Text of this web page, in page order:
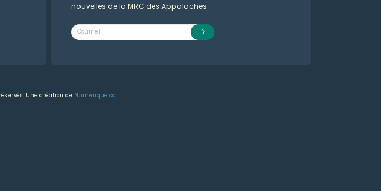
nouvelles de la MRC des Appalaches
Une création de Numérique.ca